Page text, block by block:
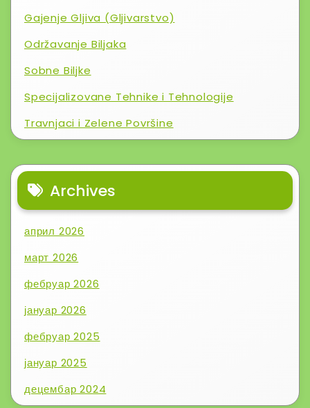
Gajenje Gljiva (Gljivarstvo)
Održavanje Biljaka
Sobne Biljke
Specijalizovane Tehnike i Tehnologije
Travnjaci i Zelene Površine
Archives
април 2026
март 2026
фебруар 2026
јануар 2026
фебруар 2025
јануар 2025
децембар 2024